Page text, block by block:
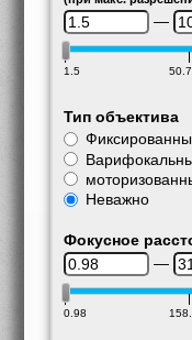
—
1.5
Тип объектива
Неважно
Фокусное
—
0.98